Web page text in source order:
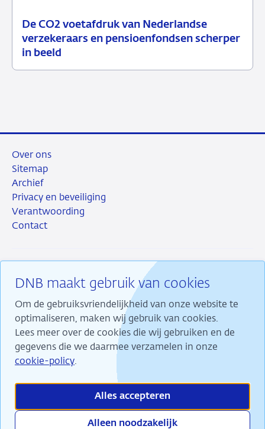
De CO2 voetafdruk van Nederlandse
verzekeraars en pensioenfondsen scherper
in beeld
10
oktober
Nieuws
DNB maakt gebruik van cookies
Om de gebruiksvriendelijkheid van onze website te
optimaliseren, maken wij gebruik van cookies.
Lees meer over de cookies die wij gebruiken en de
gegevens die we daarmee verzamelen in onze
cookie-policy.
Alles accepteren
Alleen noodzakelijk
Over ons
Sitemap
Archief
Privacy en beveiliging
Verantwoording
Contact
RSS InstagramLinkedin
X
Wij maken ons sterk voor financiële stabiliteit en
dragen daarmee bij aan duurzame welvaart in